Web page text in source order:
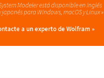
Modeler está disponible en inglés
japonéspara Windows, macOS y Linux »
a un experto de Wolfram »